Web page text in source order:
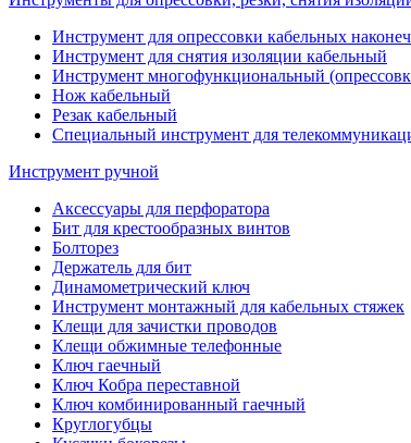
Инструмент для опрессовки кабельных
Инструмент для снятия изоляции кабельный
Инструмент многофункциональный
Нож кабельный
Резак кабельный
Специальный инструмент для
Инструмент ручной
Аксессуары для перфоратора
Бит для крестообразных винтов
Болторез
Держатель для бит
Динамометрический ключ
Инструмент монтажный для кабельных стяжек
Клещи для зачистки проводов
Клещи обжимные телефонные
Ключ гаечный
Ключ Кобра переставной
Ключ комбинированный гаечный
Круглогубцы